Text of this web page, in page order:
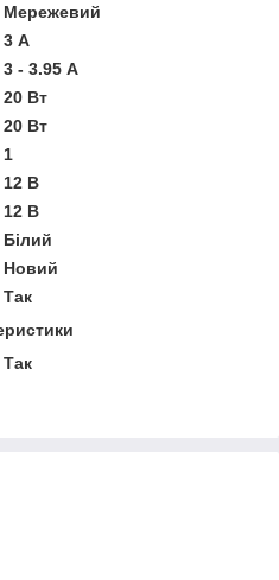
Мережевий
3 А
3 - 3.95 А
20 Вт
20 Вт
1
12 В
12 В
Білий
Новий
Так
Так